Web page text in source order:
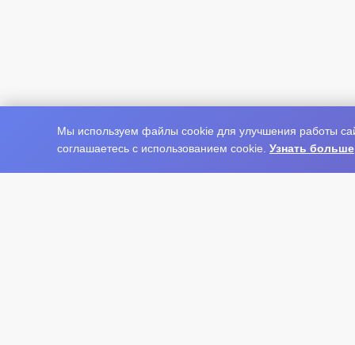
Мы используем файлы cookie для улучшения работы
соглашаетесь с использованием cookie. Узнать больше